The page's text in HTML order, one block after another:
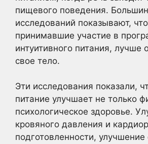
пищевого поведения.
исследований показывают,
принимавшие участие в
интуитивного питания, лучше
свое тело.
Эти исследования показали,
питание улучшает не только
психологическое здоровье.
кровяного давления и
подготовленности, улучшение